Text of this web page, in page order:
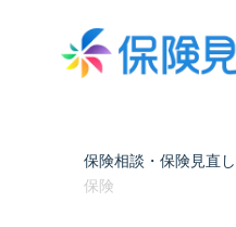
保険相談・保険見直
保険